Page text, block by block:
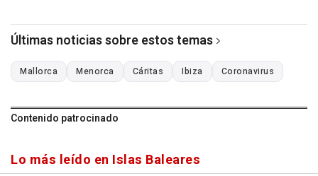
Últimas noticias sobre estos temas
Mallorca Menorca Cáritas Ibiza Coronavirus
Contenido patrocinado
Lo más leído en Islas Baleares